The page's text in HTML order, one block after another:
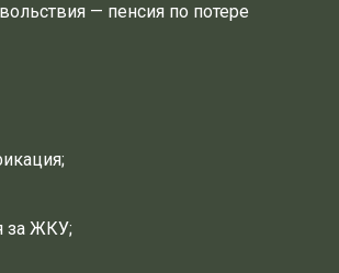
— пенсия по потере
за ЖКУ;